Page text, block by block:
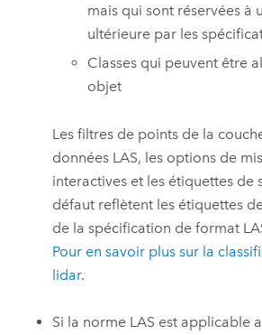
mais qui sont réservées à
ultérieure par les
Classes qui peuvent être
objet
Les filtres de points de la
données LAS, les options de
interactives et les étiquettes de
défaut reflètent les étiquettes
de la spécification de format
Pour en savoir plus sur la
lidar.
Si la norme LAS est applicable